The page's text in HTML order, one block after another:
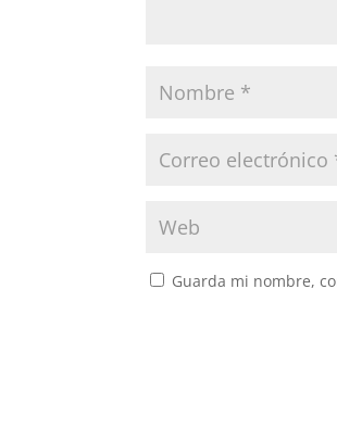
Guarda mi nombre,